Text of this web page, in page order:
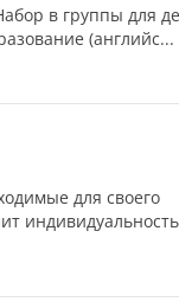
в группы для
(английс...
для своего